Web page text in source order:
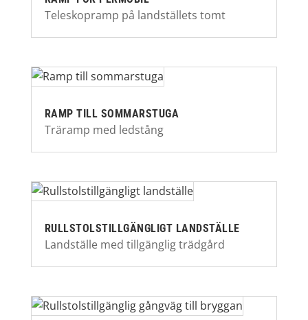
Teleskopramp på landställets tomt
RAMP TILL SOMMARSTUGA
Träramp med ledstång
RULLSTOLSTILLGÄNGLIGT LANDSTÄLLE
Landställe med tillgänglig trädgård